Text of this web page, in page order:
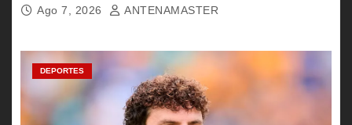
Ago 7, 2026 ANTENAMASTER
DEPORTES